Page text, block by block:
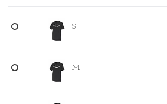
S
M